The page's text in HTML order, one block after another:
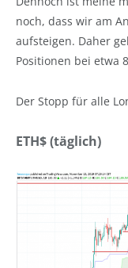
noch, dass wir am
aufsteigen. Daher
Positionen bei etwa
Der Stopp für alle
ETH$ (täglich)